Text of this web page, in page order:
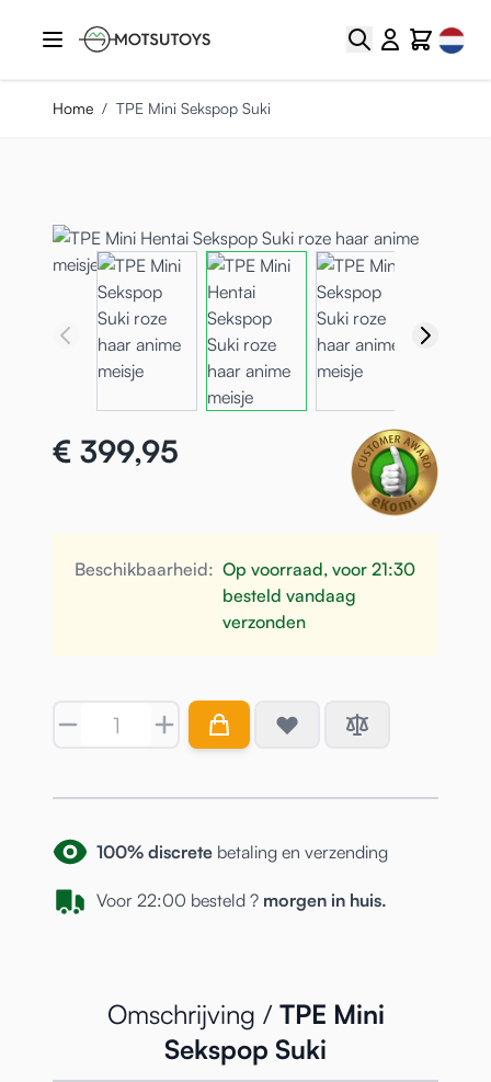
Zoek
CartSelect
Home / TPE Mini Sekspop Suki
€ 399,95
Beschikbaarheid: Op voorraad, voor 21:30
besteld vandaag
verzonden
100% discrete betaling en verzending
Voor 22:00 besteld ? morgen in huis.
Omschrijving / TPE Mini
Sekspop Suki